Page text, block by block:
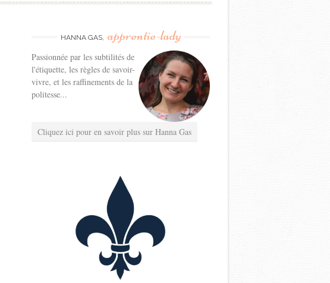
HANNA GAS, apprentie-lady
Passionnée par les subtilités de
l'étiquette, les règles de savoir-
vivre, et les raffinements de la
politesse...
Cliquez ici pour en savoir plus sur Hanna Gas